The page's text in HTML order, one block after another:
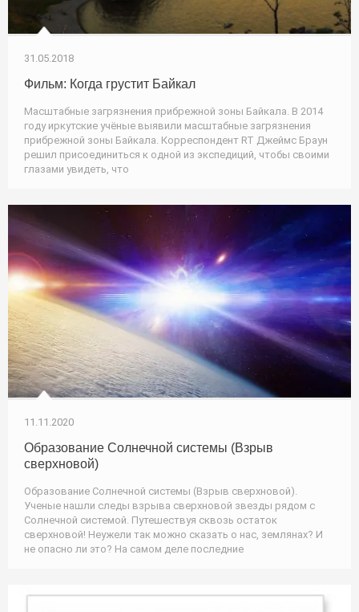
31.05.2018
Фильм: Когда грустит Байкал
Масштабные загрязнения прибрежной зоны Байкала. В 2014
году иркутские учёные выявили масштабные загрязнения
прибрежной зоны Байкала. Корреспондент RT Джеймс Браун
решил присоединиться к одной из экспедиций, чтобы своими
глазами увидеть, что
11.11.2020
Образование Солнечной системы (Взрыв
сверхновой)
Образование Солнечной системы (Взрыв сверхновой).
Ученые нашли следы взрыва сверхновой звезды рядом с
Солнечной системой. Путешествуя сквозь остаток
сверхновой! Неужели так можно сказать о нас, землянах? И
не опасно ли это? На самом деле последние